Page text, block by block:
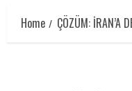
Home
ÇÖZÜM: İRAN’A